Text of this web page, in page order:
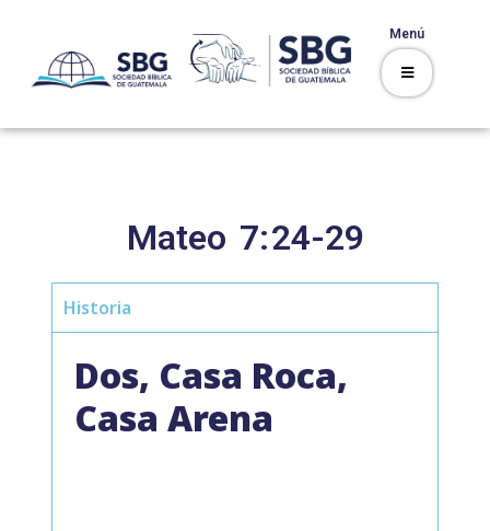
Menú
Mateo 7:24-29
Historia
Dos, Casa Roca,
Casa Arena